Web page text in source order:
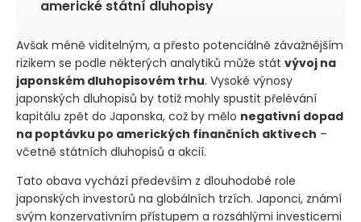
americké státní dluhopisy
Avšak méně viditelným, a přesto potenciálně závažnějším
rizikem se podle některých analytiků může stát vývoj na
japonském dluhopisovém trhu. Vysoké výnosy
japonských dluhopisů by totiž mohly spustit přelévání
kapitálu zpět do Japonska, což by mělo negativní dopad
na poptávku po amerických finančních aktivech –
včetně státních dluhopisů a akcií.
Tato obava vychází především z dlouhodobé role
japonských investorů na globálních trzích. Japonci, známí
svým konzervativním přístupem a rozsáhlými investicemi